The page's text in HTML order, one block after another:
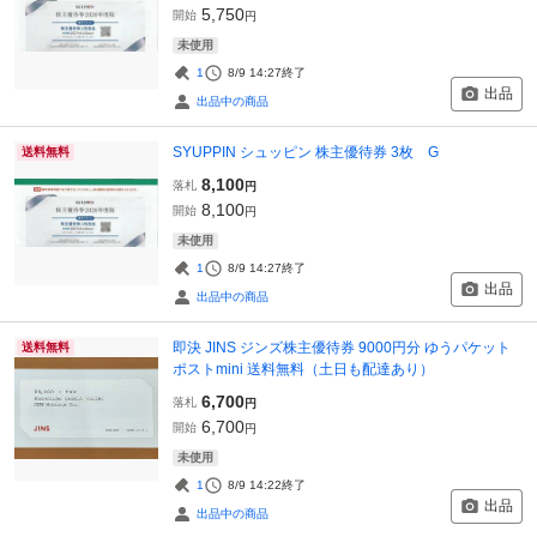
開始 5,750円
未使用
1 8/9 14:27終了
出品中の商品 出品
送料無料 SYUPPIN シュッピン 株主優待券 3枚 G
落札 8,100円
開始 8,100円
未使用
1 8/9 14:27終了
出品中の商品 出品
送料無料
即決 JINS ジンズ株主優待券 9000円分 ゆうパケット
ポストmini 送料無料（土日も配達あり）
落札 6,700円
開始 6,700円
未使用
1 8/9 14:22終了
出品中の商品 出品